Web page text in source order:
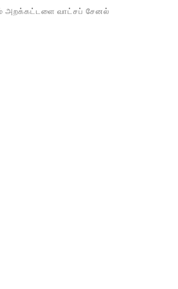
அறக்கட்டளை வாட்சப் சேனல்